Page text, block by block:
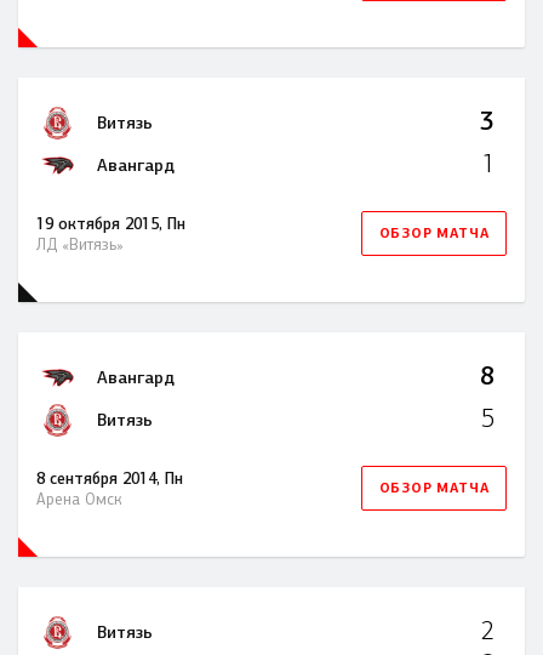
19 октября 2015, Пн
ЛД «Витязь»
Витязь 3
Авангард 1
ОБЗОР МАТЧА
8 сентября 2014, Пн
Арена Омск
Авангард 8
Витязь 5
ОБЗОР МАТЧА
Витязь 2